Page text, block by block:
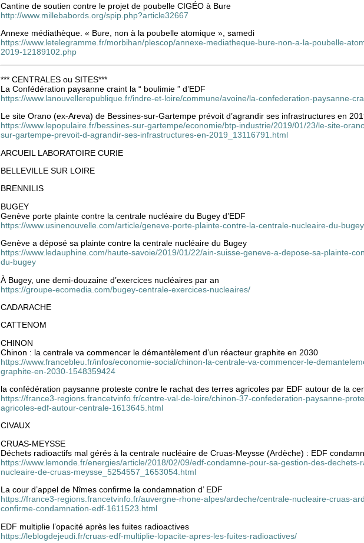
Cantine de soutien contre le projet de poubelle CIGÉO à Bure
http://www.millebabords.org/spip.php?article32667
Annexe médiathèque. « Bure, non à la poubelle atomique », samedi
https://www.letelegramme.fr/morbihan/plescop/annexe-mediatheque-bure-non-a-la-poubelle-
2019-12189102.php
*** CENTRALES ou SITES***
La Confédération paysanne craint la “ boulimie ” d’EDF
https://www.lanouvellerepublique.fr/indre-et-loire/commune/avoine/la-confederation-paysanne-
Le site Orano (ex-Areva) de Bessines-sur-Gartempe prévoit d’agrandir ses infrastructures en
https://www.lepopulaire.fr/bessines-sur-gartempe/economie/btp-industrie/2019/01/23/le-site-
sur-gartempe-prevoit-d-agrandir-ses-infrastructures-en-2019_13116791.html
ARCUEIL LABORATOIRE CURIE
BELLEVILLE SUR LOIRE
BRENNILIS
BUGEY
Genève porte plainte contre la centrale nucléaire du Bugey d’EDF
https://www.usinenouvelle.com/article/geneve-porte-plainte-contre-la-centrale-nucleaire-du-
Genève a déposé sa plainte contre la centrale nucléaire du Bugey
https://www.ledauphine.com/haute-savoie/2019/01/22/ain-suisse-geneve-a-depose-sa-plainte-
du-bugey
À Bugey, une demi-douzaine d’exercices nucléaires par an
https://groupe-ecomedia.com/bugey-centrale-exercices-nucleaires/
CADARACHE
CATTENOM
CHINON
Chinon : la centrale va commencer le démantèlement d’un réacteur graphite en 2030
https://www.francebleu.fr/infos/economie-social/chinon-la-centrale-va-commencer-le-
graphite-en-2030-1548359424
la confédération paysanne proteste contre le rachat des terres agricoles par EDF autour de la
https://france3-regions.francetvinfo.fr/centre-val-de-loire/chinon-37-confederation-paysanne-
agricoles-edf-autour-centrale-1613645.html
CIVAUX
CRUAS-MEYSSE
Déchets radioactifs mal gérés à la centrale nucléaire de Cruas-Meysse (Ardèche) : EDF
https://www.lemonde.fr/energies/article/2018/02/09/edf-condamne-pour-sa-gestion-des-dechets-
nucleaire-de-cruas-meysse_5254557_1653054.html
La cour d’appel de Nîmes confirme la condamnation d’ EDF
https://france3-regions.francetvinfo.fr/auvergne-rhone-alpes/ardeche/centrale-nucleaire-cruas-
confirme-condamnation-edf-1611523.html
EDF multiplie l’opacité après les fuites radioactives
https://leblogdejeudi.fr/cruas-edf-multiplie-lopacite-apres-les-fuites-radioactives/